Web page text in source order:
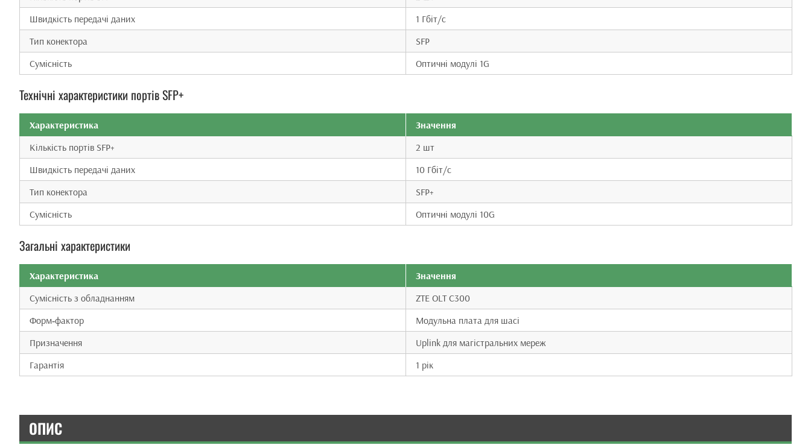
Швидкість передачі даних
1 Гбіт/с
Тип конектора
SFP
Сумісність
Оптичні модулі 1G
Технічні характеристики портів SFP+
Характеристика
Значення
Кількість портів SFP+
2 шт
Швидкість передачі даних
10 Гбіт/с
Тип конектора
SFP+
Сумісність
Оптичні модулі 10G
Загальні характеристики
Характеристика
Значення
Сумісність з обладнанням
ZTE OLT C300
Форм‑фактор
Модульна плата для шасі
Призначення
Uplink для магістральних мереж
Гарантія
1 рік
ОПИС